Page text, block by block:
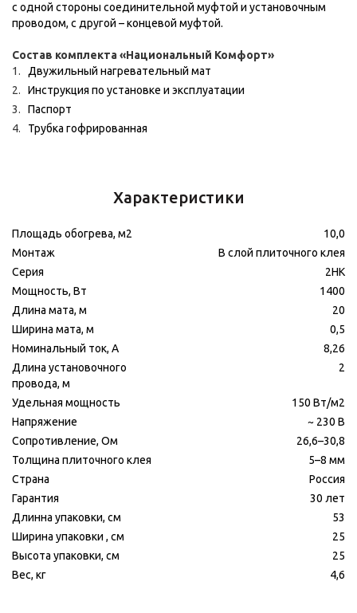
с одной стороны соединительной муфтой и установочным
проводом, с другой – концевой муфтой.
Состав комплекта «Национальный Комфорт»
Двужильный нагревательный мат
Инструкция по установке и эксплуатации
Паспорт
Трубка гофрированная
Характеристики
Площадь обогрева, м2
10,0
Монтаж
В слой плиточного клея
Серия
2НК
Мощность, Вт
1400
Длина мата, м
20
Ширина мата, м
0,5
Номинальный ток, А
8,26
Длина установочного
провода, м
2
Удельная мощность
150 Вт/м2
Напряжение
~ 230 В
Сопротивление, Ом
26,6–30,8
Толщина плиточного клея
5–8 мм
Страна
Россия
Гарантия
30 лет
Длинна упаковки, см
53
Ширина упаковки , см
25
Высота упаковки, см
25
Вес, кг
4,6